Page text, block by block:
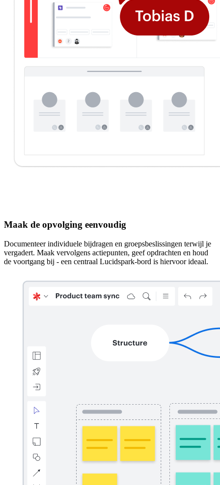
Maak de opvolging eenvoudig
Documenteer individuele bijdragen en groepsbeslissingen terwijl je
vergadert. Maak vervolgens actiepunten, geef opdrachten en houd
de voortgang bij - een centraal Lucidspark-bord is hiervoor ideaal.